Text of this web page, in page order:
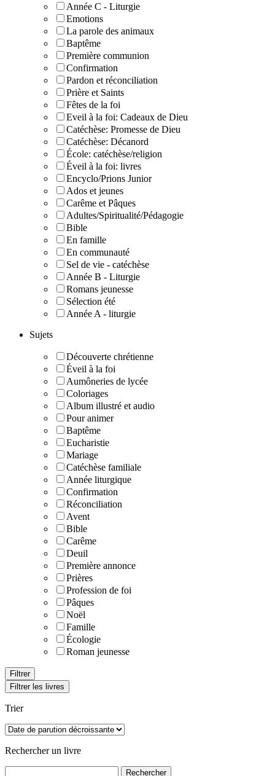
Année C - Liturgie
Emotions
La parole des animaux
Baptême
Première communion
Confirmation
Pardon et réconciliation
Prière et Saints
Fêtes de la foi
Eveil à la foi: Cadeaux de Dieu
Catéchèse: Promesse de Dieu
Catéchèse: Décanord
École: catéchèse/religion
Éveil à la foi: livres
Encyclo/Prions Junior
Ados et jeunes
Carême et Pâques
Adultes/Spiritualité/Pédagogie
Bible
En famille
En communauté
Sel de vie - catéchèse
Année B - Liturgie
Romans jeunesse
Sélection été
Année A - liturgie
Sujets
Découverte chrétienne
Éveil à la foi
Aumôneries de lycée
Coloriages
Album illustré et audio
Pour animer
Baptême
Eucharistie
Mariage
Catéchèse familiale
Année liturgique
Confirmation
Réconciliation
Avent
Bible
Carême
Deuil
Première annonce
Prières
Profession de foi
Pâques
Noël
Famille
Écologie
Roman jeunesse
Filtrer les livres
Trier
Rechercher un livre